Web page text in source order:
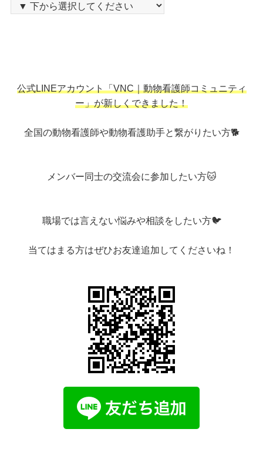
公式LINEアカウント「VNC｜動物看護師コミュニティ
ー」が新しくできました！
全国の動物看護師や動物看護助手と繋がりたい方🐕
メンバー同士の交流会に参加したい方🐱
職場では言えない悩みや相談をしたい方🐦
当てはまる方はぜひお友達追加してくださいね！